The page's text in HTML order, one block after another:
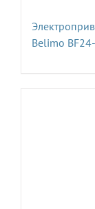
Belimo